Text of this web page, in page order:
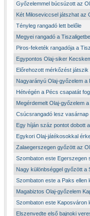
Győzelemmel búcsúzott az
Két Miloseviccsel játszhat az
Tényleg rangadó lett belőle
Megyei rangadó a
Piros-feketék rangadója a
Egypontos Olaj-siker
Előrehozott mérkőzést
Nagyarányú Olaj-győzelem a
Hétvégén a Pécs csapatát
Megérdemelt Olaj-győzelem
Csúcsrangadó lesz
Egy híján száz pontot dobott
Egykori Olaj-játékosokkal
Zalaegerszegen győzött az
Szombaton este Egerszegen
Nagy különbséggel győzött a
Szombaton este a Paks ellen
Magabiztos Olaj-győzelem
Szombaton este Kaposváron
Elszenvedte első bajnoki